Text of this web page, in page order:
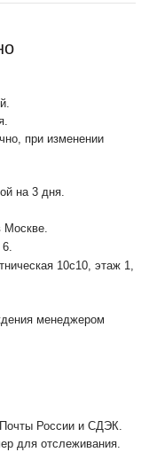
при изменении
на 3 дня.
Москве.
10с10, этаж 1,
менеджером
России и СДЭК.
для отслеживания.